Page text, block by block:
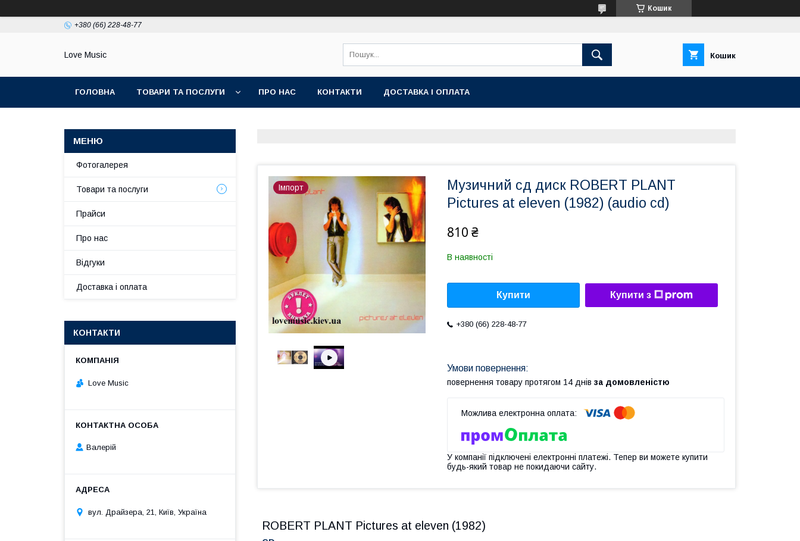
Кошик
+380 (66) 228-48-77
Love Music Кошик
ГОЛОВНА ТОВАРИ ТА ПОСЛУГИ ПРО НАС КОНТАКТИ ДОСТАВКА І ОПЛАТА
Імпорт
Музичний сд диск ROBERT PLANT
Pictures at eleven (1982) (audio cd)
810 ₴
В наявності
Купити Купити з
+380 (66) 228-48-77
повернення товару протягом 14 днів за домовленістю
У компанії підключені електронні платежі. Тепер ви можете купити
будь-який товар не покидаючи сайту.
ROBERT PLANT Pictures at eleven (1982)
Фотогалерея
Товари та послуги
Прайси
Про нас
Відгуки
Доставка і оплата
КОНТАКТИ
Love Music
Валерій
вул. Драйзера, 21, Київ, Україна